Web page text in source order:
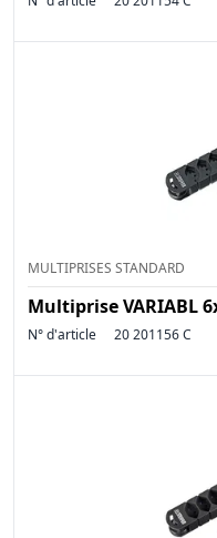
MULTIPRISES STANDARD
Multiprise VARIABL
N° d'article 20 201156 C